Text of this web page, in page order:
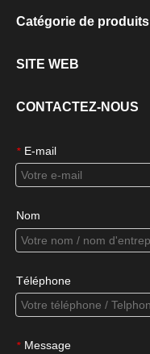
Catégorie de produits
SITE WEB
CONTACTEZ-NOUS
* E-mail
Nom
Téléphone
* Message